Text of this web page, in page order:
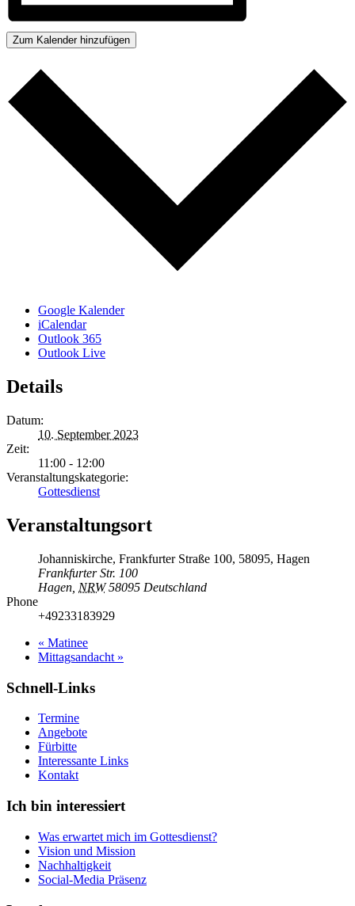
Zum Kalender hinzufügen
Google Kalender
iCalendar
Outlook 365
Outlook Live
Details
Datum:
10. September 2023
Zeit:
11:00 - 12:00
Veranstaltungskategorie:
Gottesdienst
Veranstaltungsort
Johanniskirche, Frankfurter Straße 100, 58095, Hagen
Frankfurter Str. 100
Hagen NRW 58095 Deutschland
Phone
+49233183929
« Matinee
Mittagsandacht »
Schnell-Links
Termine
Angebote
Fürbitte
Interessante Links
Kontakt
Ich bin interessiert
Was erwartet mich im Gottesdienst?
Vision und Mission
Nachhaltigkeit
Social-Media Präsenz